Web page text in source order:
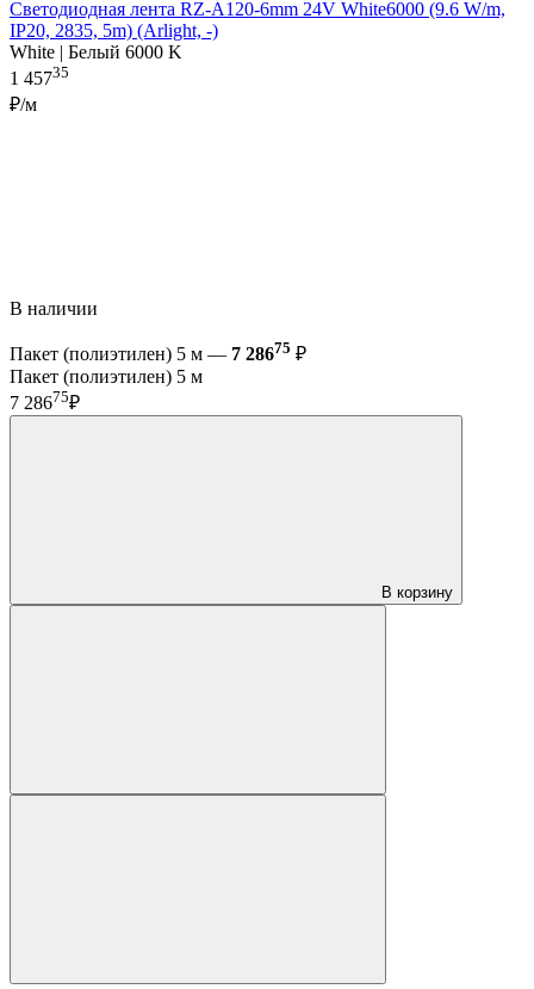
Светодиодная лента RZ-A120-6mm 24V White6000 (9.6 W/m,
IP20, 2835, 5m) (Arlight, -)
White | Белый 6000 K
1 45735
₽/м
В наличии
Пакет (полиэтилен) 5 м — 7 28675 ₽
Пакет (полиэтилен) 5 м
7 28675₽
В корзину